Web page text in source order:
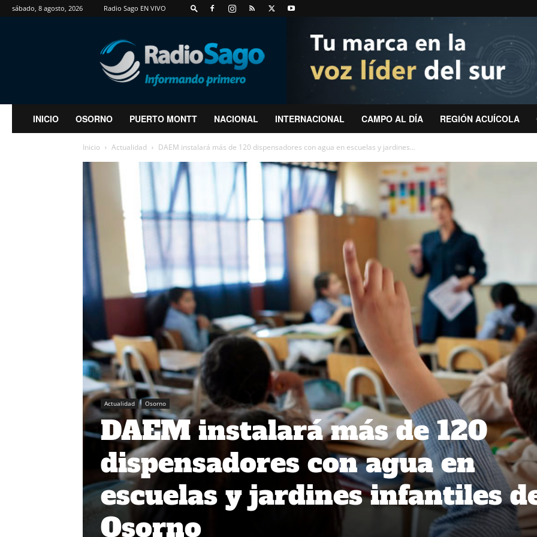
sábado, 8 agosto, 2026 Radio Sago EN VIVO
RadioSago
INICIO OSORNO PUERTO MONTT NACIONAL INTERNACIONAL CAMPO AL DÍA REGIÓN ACUÍCOLA
Inicio Actualidad DAEM instalará más de 120 dispensadores con agua en escuelas y jardines...
Actualidad Osorno
DAEM instalará más de 120
dispensadores con agua en
escuelas y jardines infantiles
Osorno